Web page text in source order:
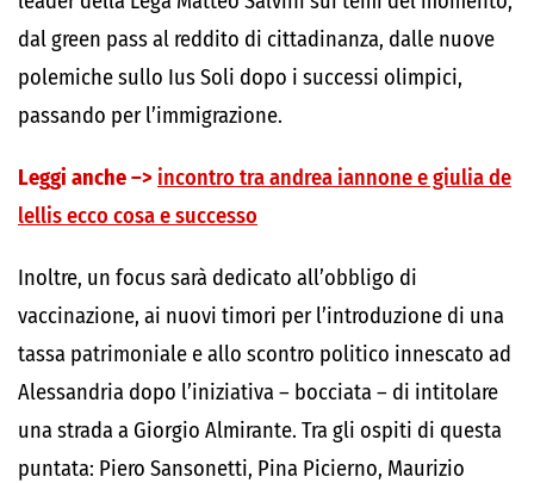
dal green pass al reddito di cittadinanza, dalle nuove
polemiche sullo Ius Soli dopo i successi olimpici,
passando per l’immigrazione.
Leggi anche –> incontro tra andrea iannone e giulia de
lellis ecco cosa e successo
Inoltre, un focus sarà dedicato all’obbligo di
vaccinazione, ai nuovi timori per l’introduzione di una
tassa patrimoniale e allo scontro politico innescato ad
Alessandria dopo l’iniziativa – bocciata – di intitolare
una strada a Giorgio Almirante. Tra gli ospiti di questa
puntata: Piero Sansonetti, Pina Picierno, Maurizio